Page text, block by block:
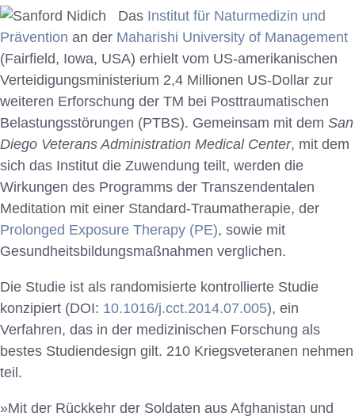
Das Institut für Naturmedizin und
Prävention an der Maharishi University of Management
(Fairfield, Iowa, USA) erhielt vom US-amerikanischen
Verteidigungsministerium 2,4 Millionen US-Dollar zur
weiteren Erforschung der TM bei Posttraumatischen
Belastungsstörungen (PTBS). Gemeinsam mit dem San
Diego Veterans Administration Medical Center, mit dem
sich das Institut die Zuwendung teilt, werden die
Wirkungen des Programms der Transzendentalen
Meditation mit einer Standard-Traumatherapie, der
Prolonged Exposure Therapy (PE), sowie mit
Gesundheitsbildungsmaßnahmen verglichen.
Die Studie ist als randomisierte kontrollierte Studie
konzipiert (DOI: 10.1016/j.cct.2014.07.005), ein
Verfahren, das in der medizinischen Forschung als
bestes Studiendesign gilt. 210 Kriegsveteranen nehmen
teil.
»Mit der Rückkehr der Soldaten aus Afghanistan und